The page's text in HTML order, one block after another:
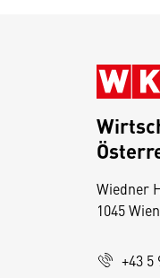
Wiedner
1045 Wien
+43 5